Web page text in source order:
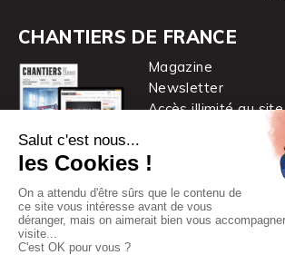
CHANTIERS DE FRANCE
Magazine
Newsletter
Accès illimité au site
Chantiers de France est une marque